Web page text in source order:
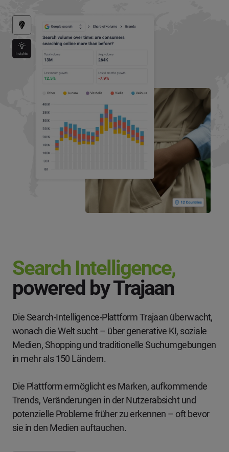
Search Intelligence,
powered by Trajaan
Die Search-Intelligence-Plattform Trajaan überwacht,
wonach die Welt sucht – über generative KI, soziale
Medien, Shopping und traditionelle Suchumgebungen
in mehr als 150 Ländern.
Die Plattform ermöglicht es Marken, aufkommende
Trends, Veränderungen in der Nutzerabsicht und
potenzielle Probleme früher zu erkennen – oft bevor
sie in den Medien auftauchen.